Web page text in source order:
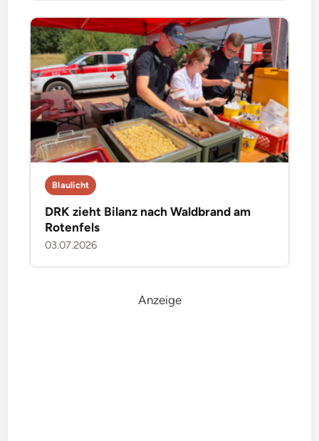
Blaulicht
DRK zieht Bilanz nach Waldbrand am
Rotenfels
03.07.2026
Anzeige